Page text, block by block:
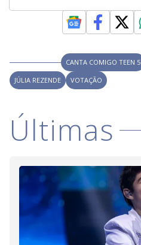
CANTA COMIGO TEEN 5
JÚLIA REZENDE
VOTAÇÃO
Últimas